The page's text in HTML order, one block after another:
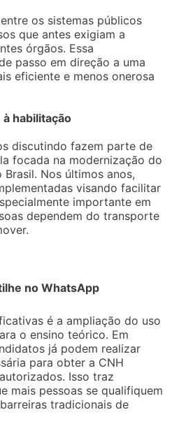
os sistemas públicos
que antes exigiam a
órgãos. Essa
passo em direção a uma
eficiente e menos onerosa
habilitação
discutindo fazem parte de
focada na modernização do
Nos últimos anos,
visando facilitar
importante em
dependem do transporte
no WhatsApp
é a ampliação do uso
o ensino teórico. Em
já podem realizar
para obter a CNH
Isso traz
mais pessoas se qualifiquem
tradicionais de